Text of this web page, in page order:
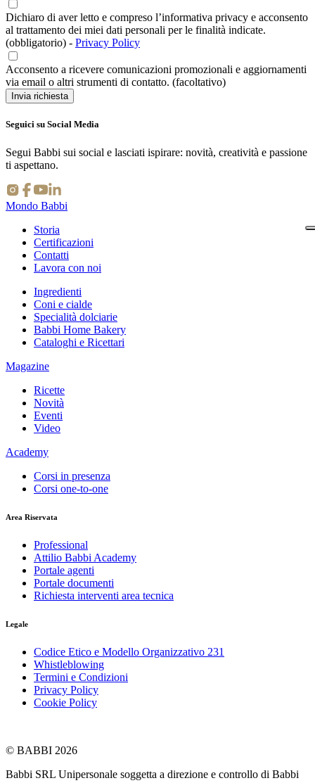
Dichiaro di aver letto e compreso l’informativa privacy e acconsento
al trattamento dei miei dati personali per le finalità indicate.
(obbligatorio) - Privacy Policy
Acconsento a ricevere comunicazioni promozionali e aggiornamenti
via email o altri strumenti di contatto. (facoltativo)
Invia richiesta
Seguici su Social Media
Segui Babbi sui social e lasciati ispirare: novità, creatività e passione
ti aspettano.
Mondo Babbi
Storia
Certificazioni
Contatti
Lavora con noi
Ingredienti
Coni e cialde
Specialità dolciarie
Babbi Home Bakery
Cataloghi e Ricettari
Magazine
Ricette
Novità
Eventi
Video
Academy
Corsi in presenza
Corsi one-to-one
Area Riservata
Professional
Attilio Babbi Academy
Portale agenti
Portale documenti
Richiesta interventi area tecnica
Legale
Codice Etico e Modello Organizzativo 231
Whistleblowing
Termini e Condizioni
Privacy Policy
Cookie Policy
© BABBI 2026
Babbi SRL Unipersonale soggetta a direzione e controllo di Babbi